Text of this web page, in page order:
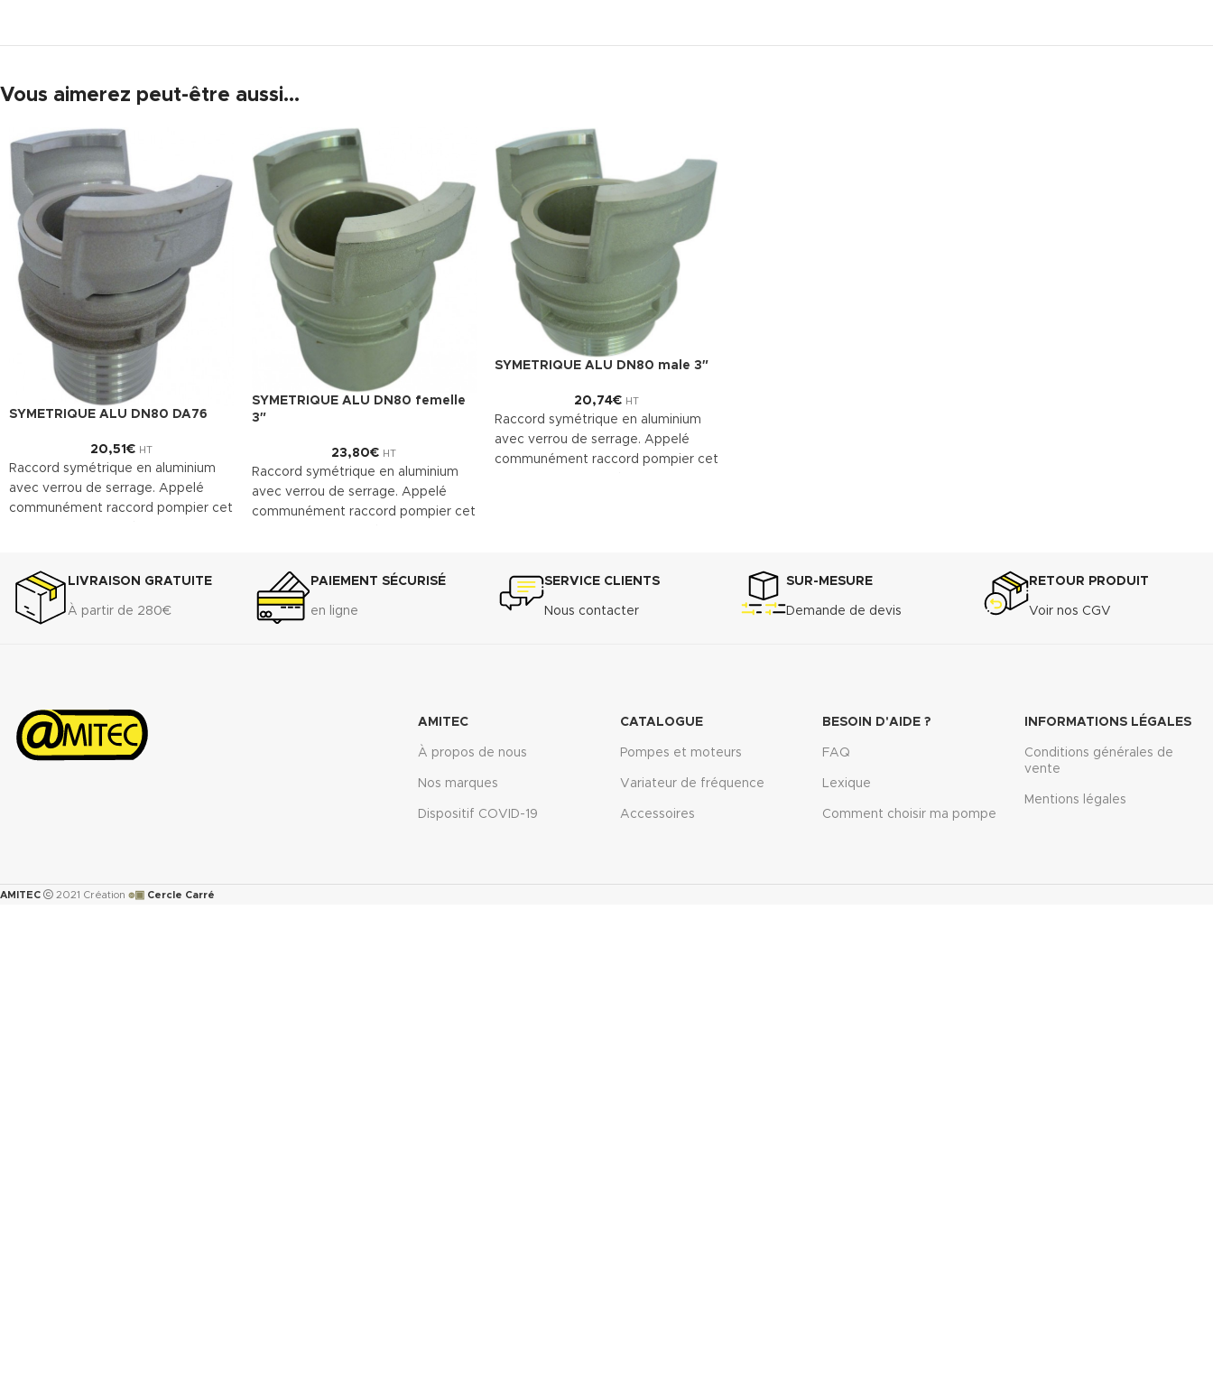
Vous aimerez peut-être aussi…
SYMETRIQUE ALU DN80 DA76
20,51 € HT
Raccord symétrique en aluminium
avec verrou de serrage. Appelé
communément raccord pompier cet
SYMETRIQUE ALU DN80 femelle
3″
23,80€ HT
Raccord symétrique en aluminium
avec verrou de serrage. Appelé
communément raccord pompier cet
SYMETRIQUE ALU DN80 male 3″
20,74€ HT
Raccord symétrique en aluminium
avec verrou de serrage. Appelé
communément raccord pompier cet
LIVRAISON GRATUITE
À partir de 280€
PAIEMENT SÉCURISÉ
en ligne
SERVICE CLIENTS
Nous contacter
SUR-MESURE
Demande de devis
RETOUR PRODUIT
Voir nos CGV
AMITEC
À propos de nous
Nos marques
Dispositif COVID-19
CATALOGUE
Pompes et moteurs
Variateur de fréquence
Accessoires
BESOIN D'AIDE ?
FAQ
Lexique
Comment choisir ma pompe
INFORMATIONS LÉGALES
Conditions générales de
vente
Mentions légales
AMITEC 2021 Création ๏▣ Cercle Carré